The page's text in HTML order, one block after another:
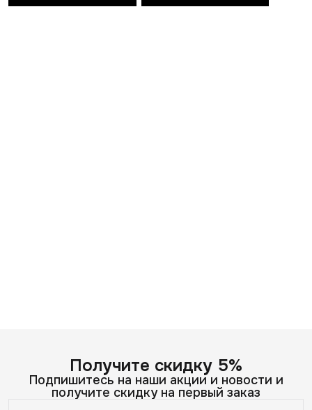
Получите скидку 5%
Подпишитесь на наши акции и новости и
получите скидку на первый заказ